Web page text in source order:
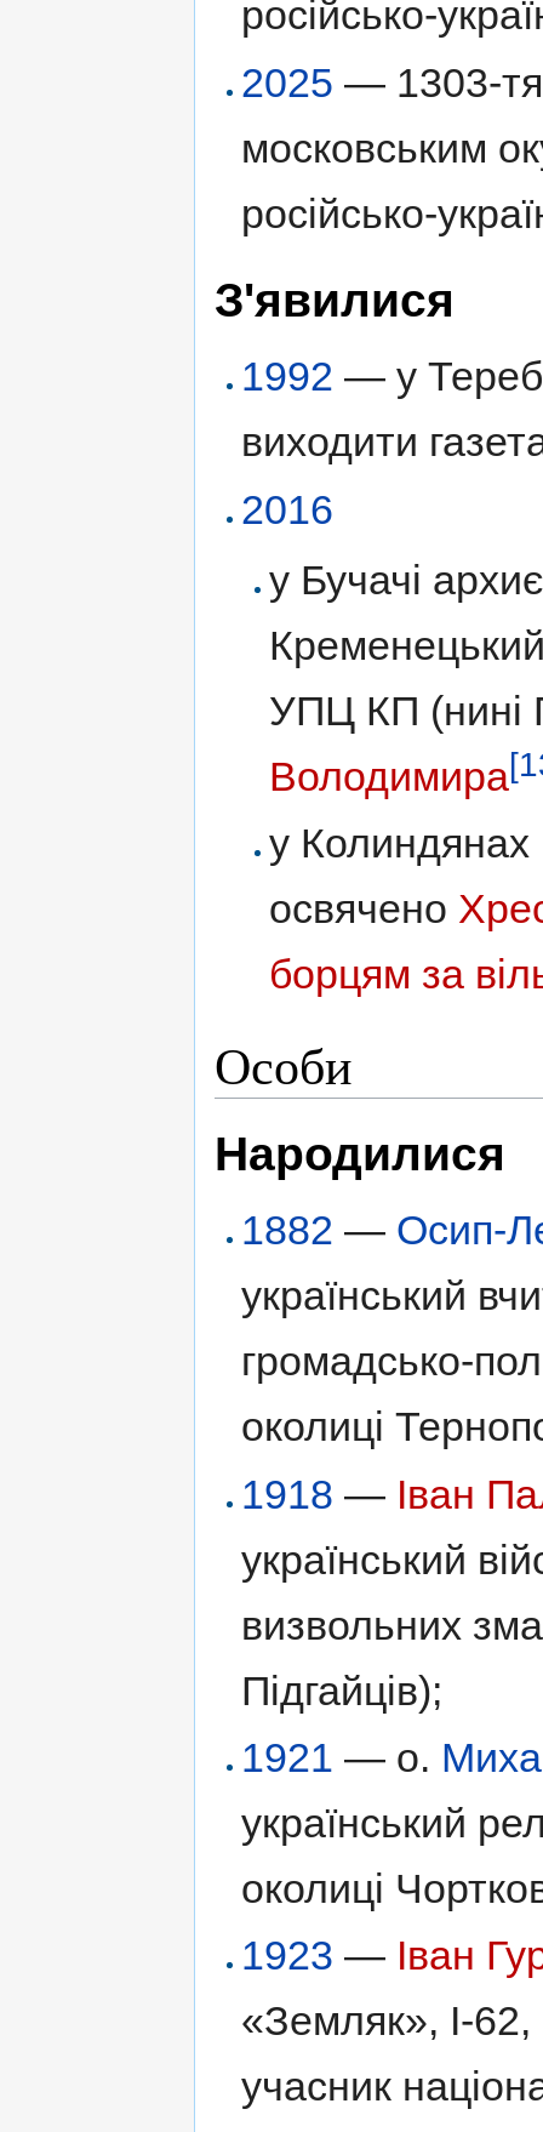
російсько-
2025 — 1303-тя
московським
російсько-
З'явилися
1992 — у
виходити
2016
у Бучачі
УПЦ КП (нині
Володимира
у Колиндянах
освячено
борцям за
Особи
Народилися
1882 — Осип-
український
громадсько-
околиці
1918 — Іван
український
визвольних
Підгайців);
1921 — о.
український
околиці
1923 — Іван
«Земляк», І-62,
учасник